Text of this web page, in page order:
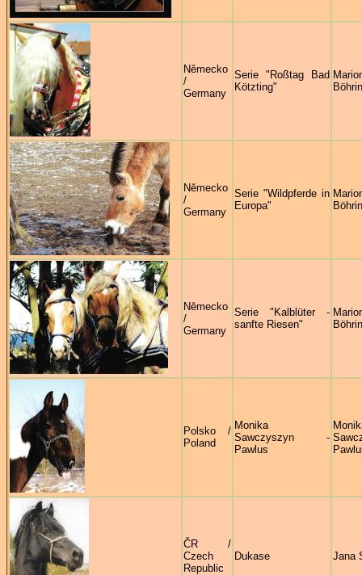
Německo
/
Germany
Serie "Roßtag Bad
Kötzting"
Německo
/
Germany
Serie "Wildpferde in
Europa"
Německo
/
Germany
Serie "Kalblüter -
sanfte Riesen"
Polsko /
Poland
Monika
Sawczyszyn -
Pawlus
ČR /
Czech
Republic
Dukase Jana